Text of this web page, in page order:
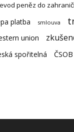
peněz do
platba smlouva
union
spořitelná ČSOB